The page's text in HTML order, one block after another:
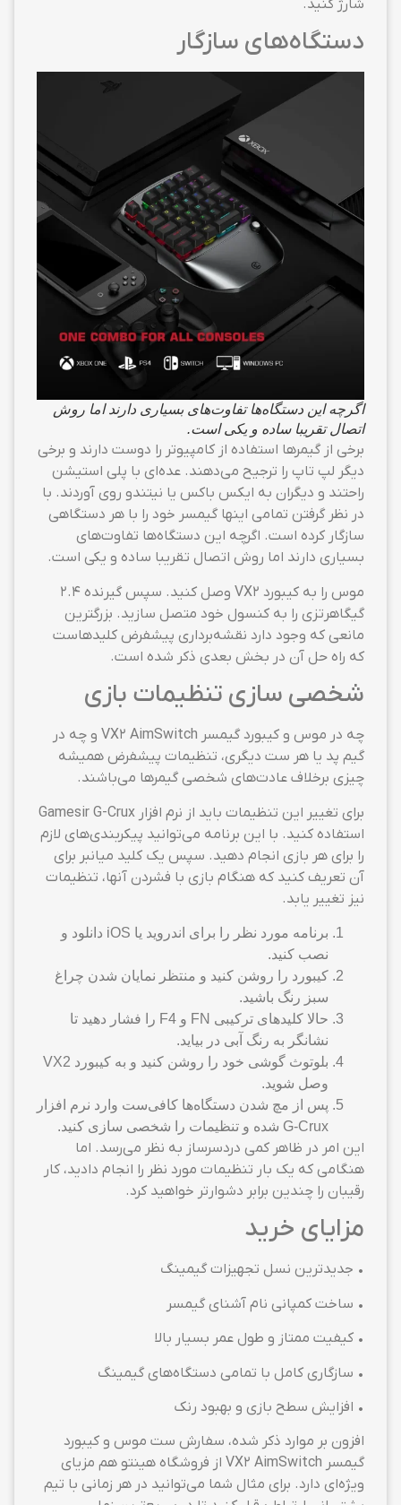
شارژ کنید.
دستگاه‌های سازگار
اگرچه این دستگاه‌ها تفاوت‌های بسیاری دارند اما روش
اتصال تقریبا ساده و یکی است.
برخی از گیمرها استفاده از کامپیوتر را دوست دارند و برخی
دیگر لپ تاپ را ترجیح می‌دهند. عده‌ای با پلی استیشن
راحتند و دیگران به ایکس باکس یا نیتندو روی آوردند. با
در نظر گرفتن تمامی اینها گیمسر خود را با هر دستگاهی
سازگار کرده است. اگرچه این دستگاه‌ها تفاوت‌های
بسیاری دارند اما روش اتصال تقریبا ساده و یکی است.
موس را به کیبورد VX2 وصل کنید. سپس گیرنده ۲.۴
گیگاهرتزی را به کنسول خود متصل سازید. بزرگترین
مانعی که وجود دارد نقشه‌برداری پیشفرض کلیدهاست
که راه حل آن در بخش بعدی ذکر شده است.
شخصی سازی تنظیمات بازی
چه در موس و کیبورد گیمسر VX2 AimSwitch و چه در
گیم پد یا هر ست دیگری، تنظیمات پیشفرض همیشه
چیزی برخلاف عادت‌های شخصی گیمرها می‌باشند.
برای تغییر این تنظیمات باید از نرم افزار Gamesir G-Crux
استفاده کنید. با این برنامه می‌توانید پیکربندی‌های لازم
را برای هر بازی انجام دهید. سپس یک کلید میانبر برای
آن تعریف کنید که هنگام بازی با فشردن آنها، تنظیمات
نیز تغییر یابد.
برنامه مورد نظر را برای اندروید یا iOS دانلود و
نصب کنید.
کیبورد را روشن کنید و منتظر نمایان شدن چراغ
سبز رنگ باشید.
حالا کلیدهای ترکیبی FN و F4 را فشار دهید تا
نشانگر به رنگ آبی در بیاید.
بلوتوث گوشی خود را روشن کنید و به کیبورد VX2
وصل شوید.
پس از مچ شدن دستگاه‌ها کافی‌ست وارد نرم افزار
G-Crux شده و تنظیمات را شخصی سازی کنید.
این امر در ظاهر کمی دردسرساز به نظر می‌رسد. اما
هنگامی که یک بار تنظیمات مورد نظر را انجام دادید،‌ کار
رقیبان را چندین برابر دشوارتر خواهید کرد.
مزایای خرید
• جدیدترین نسل تجهیزات گیمینگ
• ساخت کمپانی نام آشنای گیمسر
• کیفیت ممتاز و طول عمر بسیار بالا
• سازگاری کامل با تمامی دستگاه‌های گیمینگ
• افزایش سطح بازی و بهبود رنک
افزون بر موارد ذکر شده، سفارش ست موس و کیبورد
گیمسر VX2 AimSwitch از فروشگاه هینتو هم مزیای
ویژه‌ای دارد. برای مثال شما می‌توانید در هر زمانی با تیم